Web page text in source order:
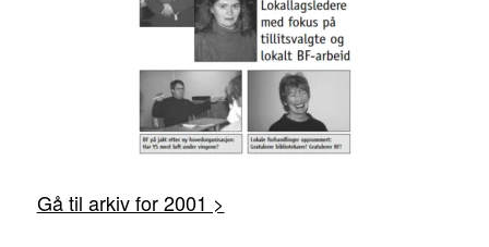
Gå til arkiv for 2001 >